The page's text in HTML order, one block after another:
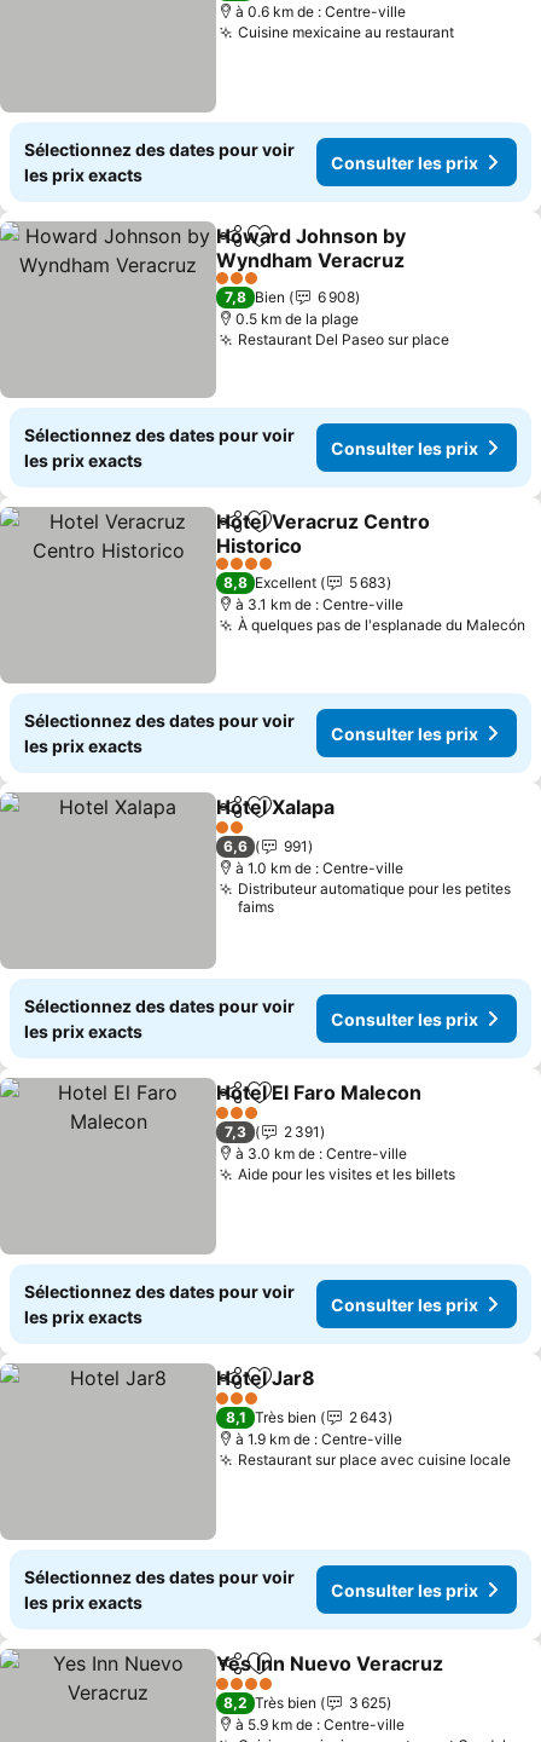
à 0.6 km de : Centre-ville
Cuisine mexicaine au restaurant
Sélectionnez des dates pour voir
les prix exacts
Consulter les prix
PartagerAjouter à mes favoris
Howard Johnson by
Wyndham Veracruz
Consulter les prix
3 Étoiles
7,8 Bien
6 908
0.5 km de la plage
Restaurant Del Paseo sur place
Sélectionnez des dates pour voir
les prix exacts
Consulter les prix
PartagerAjouter à mes favoris
Hotel Veracruz Centro
Historico
Consulter les prix
4 Étoiles
8,8 Excellent
5 683
à 3.1 km de : Centre-ville
À quelques pas de l'esplanade du Malecón
Sélectionnez des dates pour voir
les prix exacts
Consulter les prix
PartagerAjouter à mes favoris
Hotel Xalapa
2 Étoiles
6,6
991
à 1.0 km de : Centre-ville
Distributeur automatique pour les petites
faims
Sélectionnez des dates pour voir
les prix exacts
Consulter les prix
PartagerAjouter à mes favoris
Hotel El Faro Malecon
3 Étoiles
7,3
2 391
à 3.0 km de : Centre-ville
Aide pour les visites et les billets
Sélectionnez des dates pour voir
les prix exacts
Consulter les prix
PartagerAjouter à mes favoris
Hotel Jar8
3 Étoiles
8,1 Très bien
2 643
à 1.9 km de : Centre-ville
Restaurant sur place avec cuisine locale
Sélectionnez des dates pour voir
les prix exacts
Consulter les prix
PartagerAjouter à mes favoris
Yes Inn Nuevo Veracruz
4 Étoiles
8,2 Très bien
3 625
à 5.9 km de : Centre-ville